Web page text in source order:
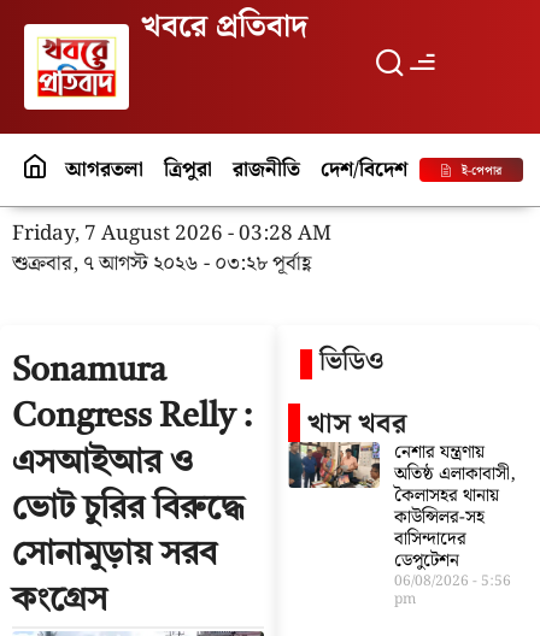
খবরে প্রতিবাদ
আগরতলা ত্রিপুরা রাজনীতি দেশ/বিদেশ পর্যটনই-পেপার
Friday, 7 August 2026 - 03:28 AM
শুক্রবার, ৭ আগস্ট ২০২৬ - ০৩:২৮ পূর্বাহ্ণ
Sonamura
Congress Relly :
এসআইআর ও
ভোট চুরির বিরুদ্ধে
সোনামুড়ায় সরব
কংগ্রেস
ভিডিও
খাস খবর
নেশার যন্ত্রণায়
অতিষ্ঠ এলাকাবাসী,
কৈলাসহর থানায়
কাউন্সিলর-সহ
বাসিন্দাদের
ডেপুটেশন
06/08/2026 5:56
pm